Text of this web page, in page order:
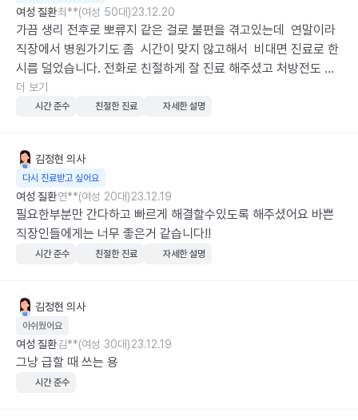
여성 질환최**(여성 50대)23.12.20
가끔 생리 전후로 뽀류지 같은 걸로 불편을 겪고있는데  연말이라
직장에서 병원가기도 좀  시간이 맞지 않고해서  비대면 진료로 한
시름 덜었습니다. 전화로 친절하게 잘 진료 해주셨고 처방전도 잘
받았습니다
더 보기
시간 준수 친절한 진료 자세한 설명
김정현 의사
다시 진료받고 싶어요
여성 질환연**(여성 20대)23.12.19
필요한부분만 간다하고 빠르게 해결할수있도록 해주셨어요 바쁜
직장인들에게는 너무 좋은거 같습니다!!
시간 준수 친절한 진료 자세한 설명
김정현 의사
아쉬웠어요
여성 질환김**(여성 30대)23.12.19
그냥 급할 때 쓰는 용
시간 준수